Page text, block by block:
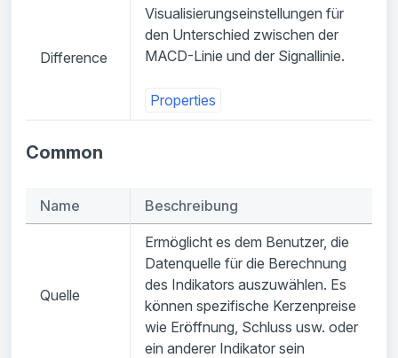
Difference
Visualisierungseinstellungen für
den Unterschied zwischen der
MACD-Linie und der Signallinie.
Properties
Common
Name Beschreibung
Quelle
Ermöglicht es dem Benutzer, die
Datenquelle für die Berechnung
des Indikators auszuwählen. Es
können spezifische Kerzenpreise
wie Eröffnung, Schluss usw. oder
ein anderer Indikator sein